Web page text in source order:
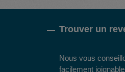
Trouver un
Nous vous
facilement